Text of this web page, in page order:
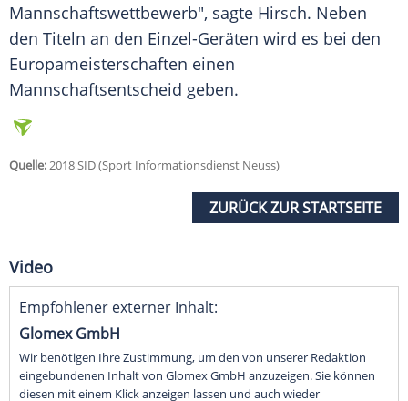
Mannschaftswettbewerb", sagte Hirsch. Neben
den Titeln an den Einzel-Geräten wird es bei den
Europameisterschaften einen
Mannschaftsentscheid geben.
Quelle:2018 SID (Sport Informationsdienst Neuss)
ZURÜCK ZUR STARTSEITE
Video
Empfohlener externer Inhalt:
Glomex GmbH
Wir benötigen Ihre Zustimmung, um den von unserer Redaktion
eingebundenen Inhalt von Glomex GmbH anzuzeigen. Sie können
diesen mit einem Klick anzeigen lassen und auch wieder